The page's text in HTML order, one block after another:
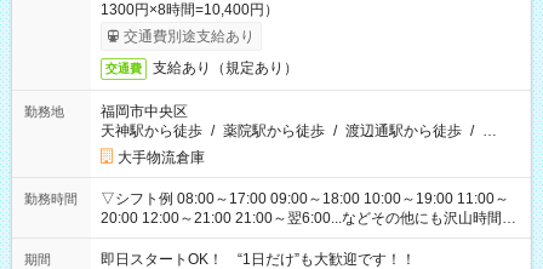
1300円×8時間=10,400円）
交通費別途支給あり
交通費 支給あり（規定あり）
勤務地
福岡市中央区
天神駅から徒歩 / 薬院駅から徒歩 / 渡辺通駅から徒歩 / …
大手物流倉庫
勤務時間
▽シフト例 08:00～17:00 09:00～18:00 10:00～19:00 11:00～
20:00 12:00～21:00 21:00～翌6:00...などその他にも沢山時間が
ございます！ 基本は実働8時間（休憩1時間）がメインですが、
他にもご希望があればご相談ください！
期間 即日スタートOK！ “1日だけ”も大歓迎です！！